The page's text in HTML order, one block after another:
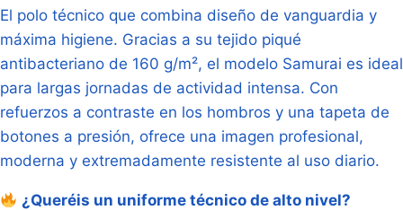
El polo técnico que combina diseño de vanguardia y
máxima higiene. Gracias a su tejido piqué
antibacteriano de 160 g/m², el modelo Samurai es ideal
para largas jornadas de actividad intensa. Con
refuerzos a contraste en los hombros y una tapeta de
botones a presión, ofrece una imagen profesional,
moderna y extremadamente resistente al uso diario.
¿Queréis un uniforme técnico de alto nivel?